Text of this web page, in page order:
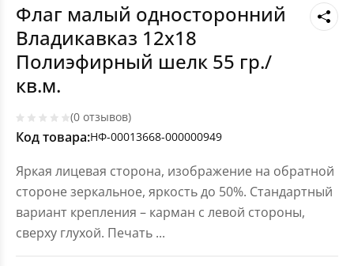
Флаг малый односторонний
Владикавказ 12х18
Полиэфирный шелк 55 гр./
кв.м.
(0 отзывов)
Код товара:НФ-00013668-000000949
Яркая лицевая сторона, изображение на обратной
стороне зеркальное, яркость до 50%. Стандартный
вариант крепления – карман с левой стороны,
сверху глухой. Печать ...